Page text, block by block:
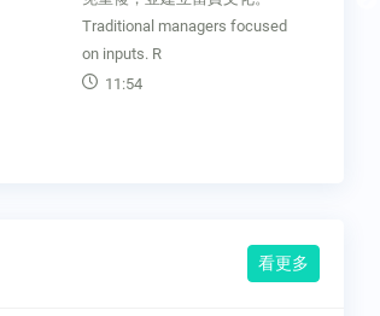
Traditional managers focused
on inputs. R
11:54
看更多